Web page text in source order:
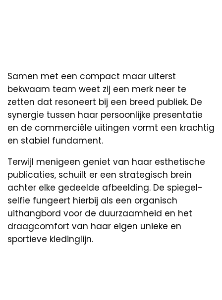
Samen met een compact maar uiterst
bekwaam team weet zij een merk neer te
zetten dat resoneert bij een breed publiek. De
synergie tussen haar persoonlijke presentatie
en de commerciële uitingen vormt een krachtig
en stabiel fundament.
Terwijl menigeen geniet van haar esthetische
publicaties, schuilt er een strategisch brein
achter elke gedeelde afbeelding. De spiegel-
selfie fungeert hierbij als een organisch
uithangbord voor de duurzaamheid en het
draagcomfort van haar eigen unieke en
sportieve kledinglijn.